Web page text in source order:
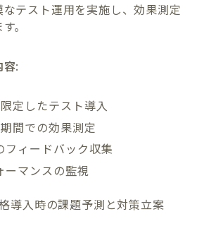
テスト運用を実施し、効果測定
。
容:
定したテスト導入
間での効果測定
フィードバック収集
ーマンスの監視
導入時の課題予測と対策立案